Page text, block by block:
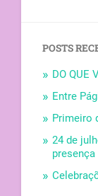
POSTS
DO QUE
Entre
Primeiro
24 de